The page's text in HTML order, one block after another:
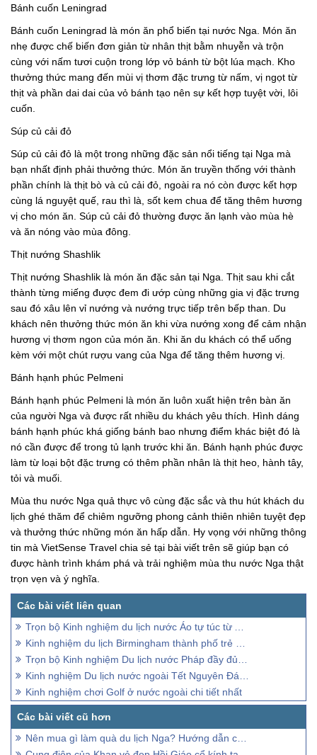
Bánh cuốn Leningrad
Bánh cuốn Leningrad là món ăn phổ biến tại nước Nga. Món ăn
nhẹ được chế biến đơn giản từ nhân thịt bằm nhuyễn và trộn
cùng với nấm tươi cuộn trong lớp vỏ bánh từ bột lúa mạch. Kho
thưởng thức mang đến mùi vị thơm đặc trưng từ nấm, vị ngọt từ
thịt và phần dai dai của vỏ bánh tạo nên sự kết hợp tuyệt vời, lôi
cuốn.
Súp củ cải đỏ
Súp củ cải đỏ là một trong những đặc sản nổi tiếng tại Nga mà
bạn nhất định phải thưởng thức. Món ăn truyền thống với thành
phần chính là thịt bò và củ cải đỏ, ngoài ra nó còn được kết hợp
cùng lá nguyệt quế, rau thì là, sốt kem chua để tăng thêm hương
vị cho món ăn. Súp củ cải đỏ thường được ăn lạnh vào mùa hè
và ăn nóng vào mùa đông.
Thịt nướng Shashlik
Thịt nướng Shashlik là món ăn đặc sản tại Nga. Thịt sau khi cắt
thành từng miếng được đem đi ướp cùng những gia vị đặc trưng
sau đó xâu lên vỉ nướng và nướng trực tiếp trên bếp than. Du
khách nên thưởng thức món ăn khi vừa nướng xong để cảm nhận
hương vị thơm ngon của món ăn. Khi ăn du khách có thể uống
kèm với một chút rượu vang của Nga để tăng thêm hương vị.
Bánh hạnh phúc Pelmeni
Bánh hạnh phúc Pelmeni là món ăn luôn xuất hiện trên bàn ăn
của người Nga và được rất nhiều du khách yêu thích. Hình dáng
bánh hạnh phúc khá giống bánh bao nhưng điểm khác biệt đó là
nó cần được để trong tủ lạnh trước khi ăn. Bánh hạnh phúc được
làm từ loại bột đặc trưng có thêm phần nhân là thịt heo, hành tây,
tỏi và muối.
Mùa thu nước Nga quả thực vô cùng đặc sắc và thu hút khách du
lịch ghé thăm để chiêm ngưỡng phong cảnh thiên nhiên tuyệt đẹp
và thưởng thức những món ăn hấp dẫn. Hy vọng với những thông
tin mà VietSense Travel chia sẻ tại bài viết trên sẽ giúp bạn có
được hành trình khám phá và trải nghiệm mùa thu nước Nga thật
trọn vẹn và ý nghĩa.
Trọn bộ Kinh nghiệm du lịch nước Áo tự túc từ A-Z
Kinh nghiệm du lịch Birmingham thành phố trẻ nhất trời Âu
Trọn bộ Kinh nghiệm Du lịch nước Pháp đầy đủ chi tiết nhất
Kinh nghiệm Du lịch nước ngoài Tết Nguyên Đán Giáp Thìn 2024
Kinh nghiệm chơi Golf ở nước ngoài chi tiết nhất
Nên mua gì làm quà du lịch Nga? Hướng dẫn cách mua?